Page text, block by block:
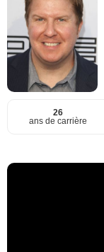
26
ans de carrière